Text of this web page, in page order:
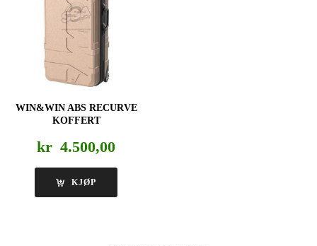
WIN&WIN ABS RECURVE
KOFFERT
kr 4.500,00
KJØP